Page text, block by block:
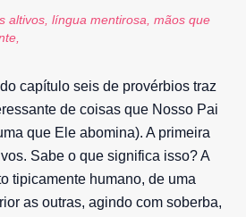
altivos, língua mentirosa, mãos que
capítulo seis de provérbios traz
de coisas que Nosso Pai
que Ele abomina). A primeira
Sabe o que significa isso? A
tipicamente humano, de uma
as outras, agindo com soberba,